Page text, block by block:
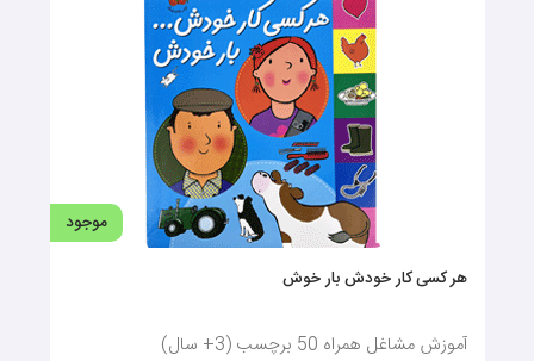
موجود
هر کسی کار خودش بار خوش
آموزش مشاغل همراه 50 برچسب (3+ سال)